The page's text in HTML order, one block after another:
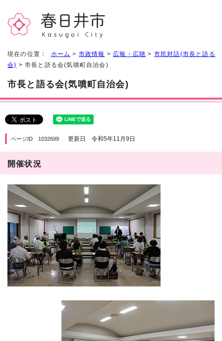
現在の位置： ホーム > 市政情報 > 広報・広聴 > 市民対話(市長と語る
会) > 市長と語る会(気噴町自治会)
市長と語る会(気噴町自治会)
ページID 1032699 更新日 令和5年11月9日
開催状況